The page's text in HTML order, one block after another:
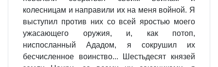
колесницам и направили их на меня войной. Я
выступил против них со всей яростью моего
ужасающего оружия, и, как потоп,
ниспосланный Ададом, я сокрушил их
бесчисленное воинство... Шестьдесят князей